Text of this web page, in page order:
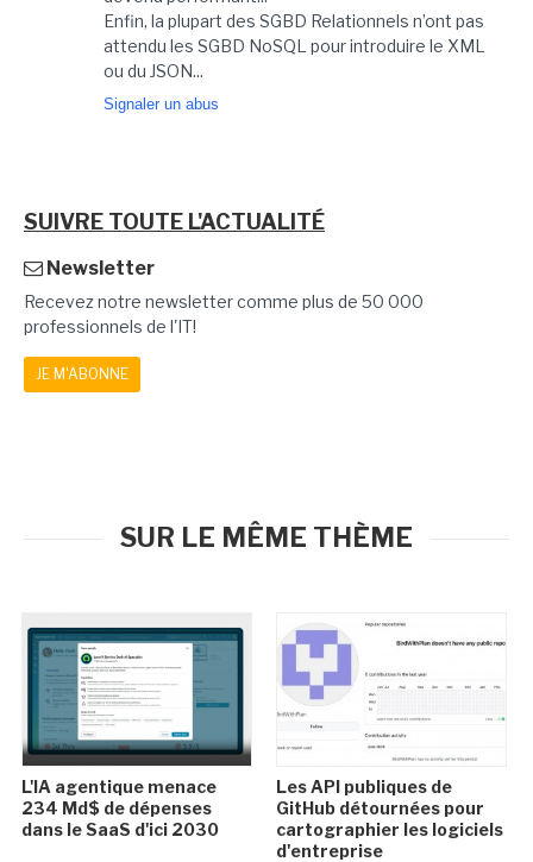
Enfin, la plupart des SGBD Relationnels n’ont pas
attendu les SGBD NoSQL pour introduire le XML
ou du JSON...
Signaler un abus
SUIVRE TOUTE L'ACTUALITÉ
Newsletter
Recevez notre newsletter comme plus de 50 000
professionnels de l'IT!
JE M'ABONNE
SUR LE MÊME THÈME
L'IA agentique menace
234 Md$ de dépenses
dans le SaaS d'ici 2030
Les API publiques de
GitHub détournées pour
cartographier les logiciels
d'entreprise